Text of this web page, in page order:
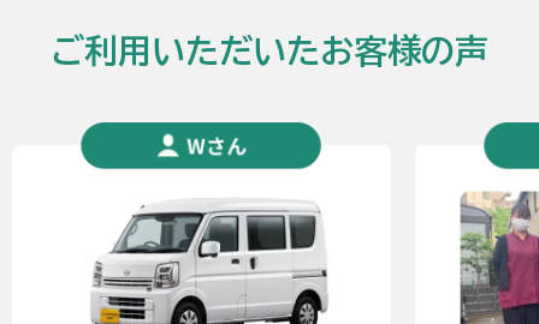
ご利用いただいたお客様の声